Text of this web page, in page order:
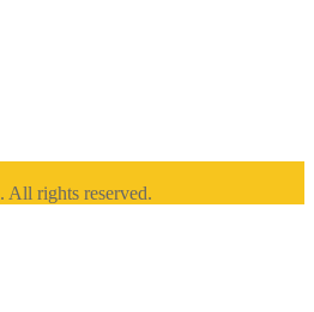
. All rights reserved.